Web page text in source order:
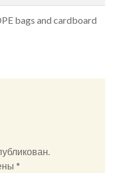
bags and cardboard
*